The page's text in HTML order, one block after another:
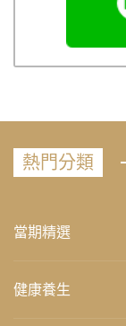
熱門分類
當期精選
健康養生